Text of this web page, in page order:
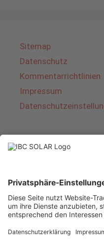
Sitemap
Datenschutz
Kommentarrichtlinien
Impressum
Über IBC SOLAR
von Energielösungen
Bereich Photovoltaik
Unternehmen bietet
deckt das gesamte
bis zur